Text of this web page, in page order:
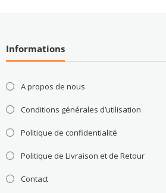
Informations
A propos de nous
Conditions générales d’utilisation
Politique de confidentialité
Politique de Livraison et de Retour
Contact